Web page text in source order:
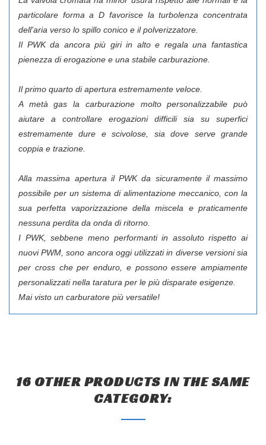
particolare forma a D favorisce la turbolenza concentrata
dell'aria verso lo spillo conico e il polverizzatore.
Il PWK da ancora più giri in alto e regala una fantastica
pienezza di erogazione e una stabile carburazione.
Il primo quarto di apertura estremamente veloce.
A metà gas la carburazione molto personalizzabile può
aiutare a controllare erogazioni difficili sia su superfici
estremamente dure e scivolose, sia dove serve grande
coppia e trazione.
Alla massima apertura il PWK da sicuramente il massimo
possibile per un sistema di alimentazione meccanico, con la
sua perfetta vaporizzazione della miscela e praticamente
nessuna perdita da onda di ritorno.
I PWK, sebbene meno performanti in assoluto rispetto ai
nuovi PWM, sono ancora oggi utilizzati in diverse versioni sia
per cross che per enduro, e possono essere ampiamente
personalizzati nella taratura per le più disparate esigenze.
Mai visto un carburatore più versatile!
16 OTHER PRODUCTS IN THE SAME
CATEGORY:
LE MIE LISTE DI DESIDERI
WISHLIST NAME
SIGN IN